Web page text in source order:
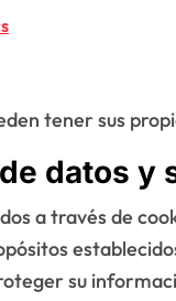
tener sus
datos y
a través de
su